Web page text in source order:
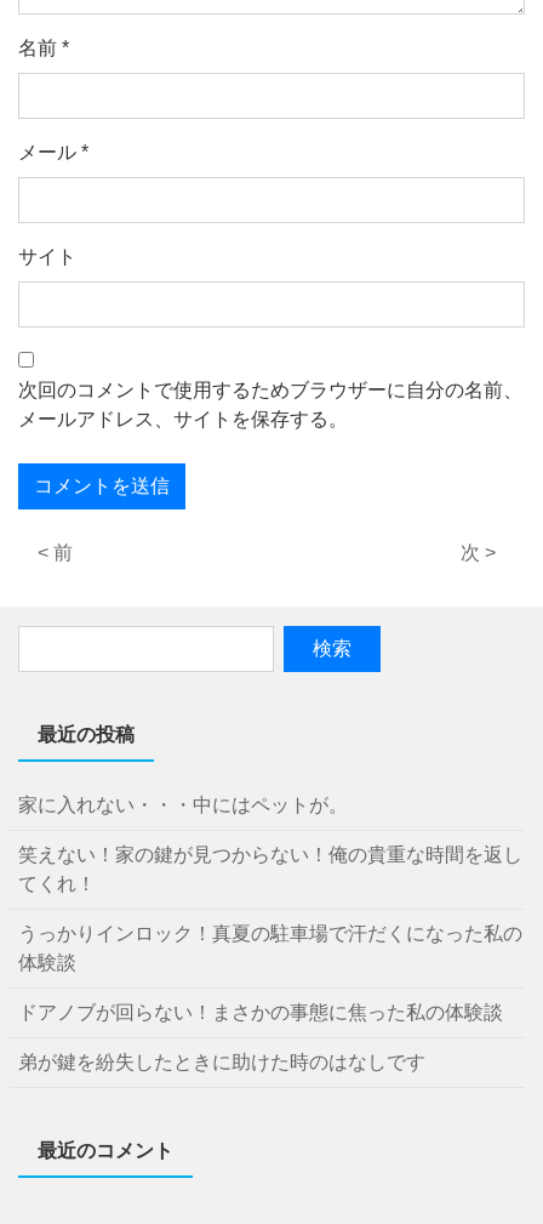
名前 *
メール *
サイト
次回のコメントで使用するためブラウザーに自分の名前、
メールアドレス、サイトを保存する。
< 前 次 >
最近の投稿
家に入れない・・・中にはペットが。
笑えない！家の鍵が見つからない！俺の貴重な時間を返し
てくれ！
うっかりインロック！真夏の駐車場で汗だくになった私の
体験談
ドアノブが回らない！まさかの事態に焦った私の体験談
弟が鍵を紛失したときに助けた時のはなしです
最近のコメント